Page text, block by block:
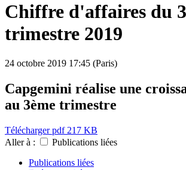
Chiffre d'affaires du
trimestre 2019
24 octobre 2019 17:45 (Paris)
Capgemini réalise une
au 3ème trimestre
Téléchargerpdf 217 KB
Aller à :
Publications liées
Publications liées